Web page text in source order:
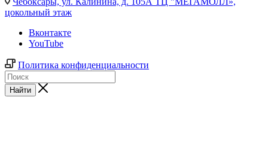
цокольный этаж
Вконтакте
YouTube
Политика конфиденциальности
Найти